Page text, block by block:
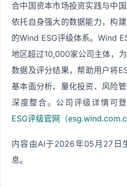
合中国资本市场投资实践与中国
依托自身强大的数据能力，构
的Wind ESG评级体系。Wind
地区超过10,000家公司主体，
数据及评分结果，帮助用户将
基本面分析、量化投资、风险
深度整合。公司评级详情可
ESG评级官网（
内容由AI于2026年05月27日
息。